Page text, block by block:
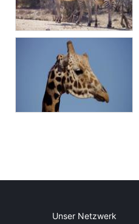
Unser Netzwerk